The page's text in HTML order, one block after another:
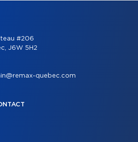
#206
J6W 5H2
quebec.com